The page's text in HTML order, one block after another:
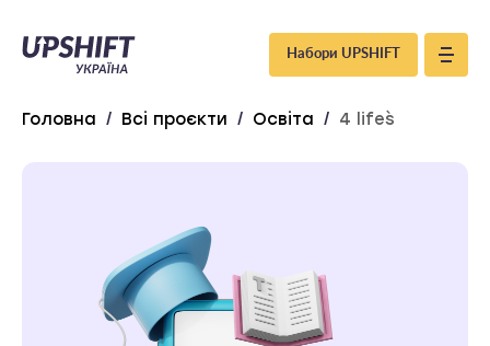
Upshift
–
Набори UPSHIFT
Головна / Всі проєкти / Освіта / 4 life`s